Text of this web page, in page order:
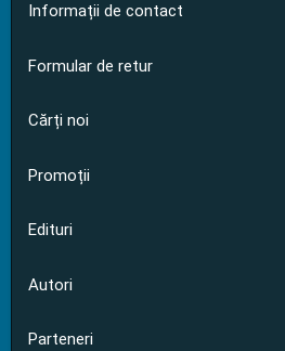
Informații de contact
Formular de retur
Cărți noi
Promoții
Edituri
Autori
Parteneri